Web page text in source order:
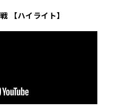
【ハイライト】